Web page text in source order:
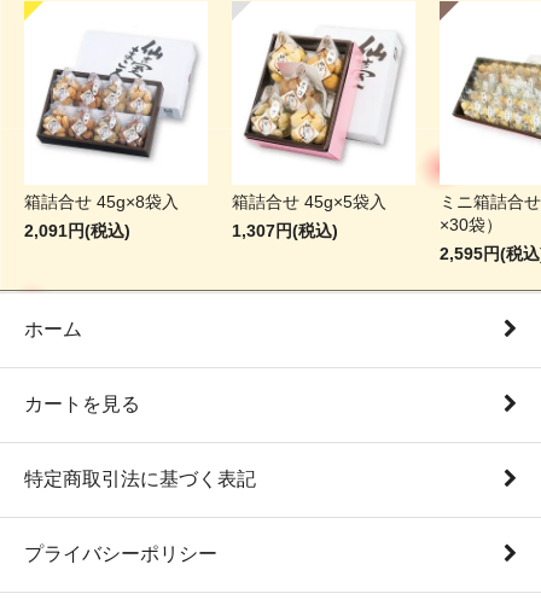
箱詰合せ 45g×8袋入
2,091円(税込)
箱詰合せ 45g×5袋入
1,307円(税込)
ミニ箱詰合
×30袋）
2,595円(税
ホーム
カートを見る
特定商取引法に基づく表記
プライバシーポリシー